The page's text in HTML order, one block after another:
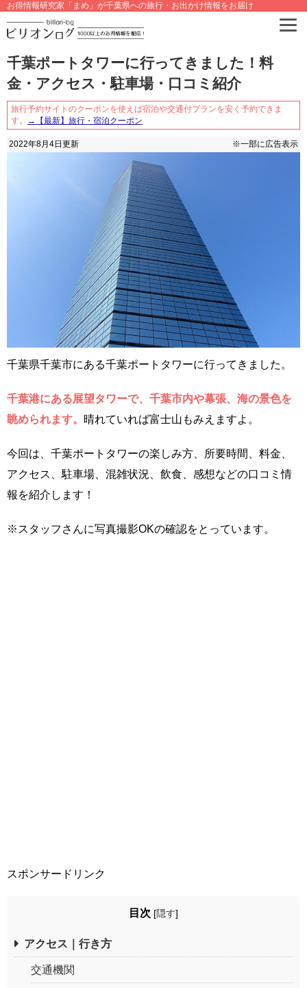
お得情報研究家「まめ」が千葉県への旅行・お出かけ情報をお届け
千葉ポートタワーに行ってきました！料
金・アクセス・駐車場・口コミ紹介
旅行予約サイトのクーポンを使えば宿泊や交通付プランを安く予約できま
す。
→【最新】旅行・宿泊クーポン
2022年8月4日 更新 ※一部に広告表示
千葉県千葉市にある千葉ポートタワーに行ってきました。
千葉港にある展望タワーで、千葉市内や幕張、海の景色を
眺められます。 晴れていれば富士山もみえますよ。
今回は、千葉ポートタワーの楽しみ方、所要時間、料金、
アクセス、駐車場、混雑状況、飲食、感想などの口コミ情
報を紹介します！
※スタッフさんに写真撮影OKの確認をとっています。
スポンサードリンク
目次 [隠す]
アクセス｜行き方
交通機関